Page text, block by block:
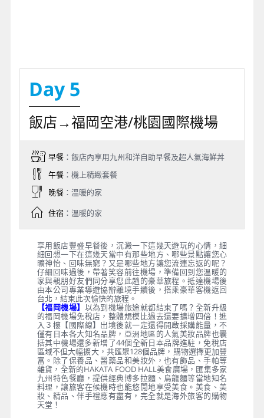
Day 5
飯店→福岡空港/桃園國際機場
早餐：飯店內享用九州和洋自助早餐及超人氣海鮮丼
午餐：機上精緻套餐
晚餐：溫暖的家
住宿：溫暖的家
享用飯店豐盛早餐後，沉澱一下這幾天遊玩的心情，細
細回想一下在這幾天當中有那些地方、哪些景點讓您心
曠神怡、回味無窮？又是哪些地方讓您流連忘返的呢？
仔細回味過後，帶著笑容前往機場，準備回到您溫暖的
家與親朋好友們同分享您此趟的豪華旅程。抵達機場後
由本公司專業導遊協辦離境手續後，搭乘豪華客機返回
台北，結束此次愉快的旅程。
【福岡機場】 以為到機場旅途就都結束了嗎？全新升級
的福岡機場免稅店，整體規模比過去還要擴增四倍！進
入３樓【國際線】出境後就一定還得開啟採購能量，不
僅有日本各大知名品牌，亞洲地區的人氣美妝品牌也囊
括其中機場還多新增了44個全新日本品牌進駐，免稅店
區域不但大幅擴大，共匯聚128個品牌，購物選擇更加豐
富。除了保養品、醫藥品和美妝外，也有飾品、手帕等
雜貨，全新的HAKATA FOOD HALL美食廣場，匯集多家
九州特色餐廳，提供經典博多拉麵、烏龍麵等當地知名
料理，讓旅客在候機時也能悠閒地享受美食。美食、美
妝、精品、伴手禮應有盡有，完全就是海外旅客的購物
天堂！